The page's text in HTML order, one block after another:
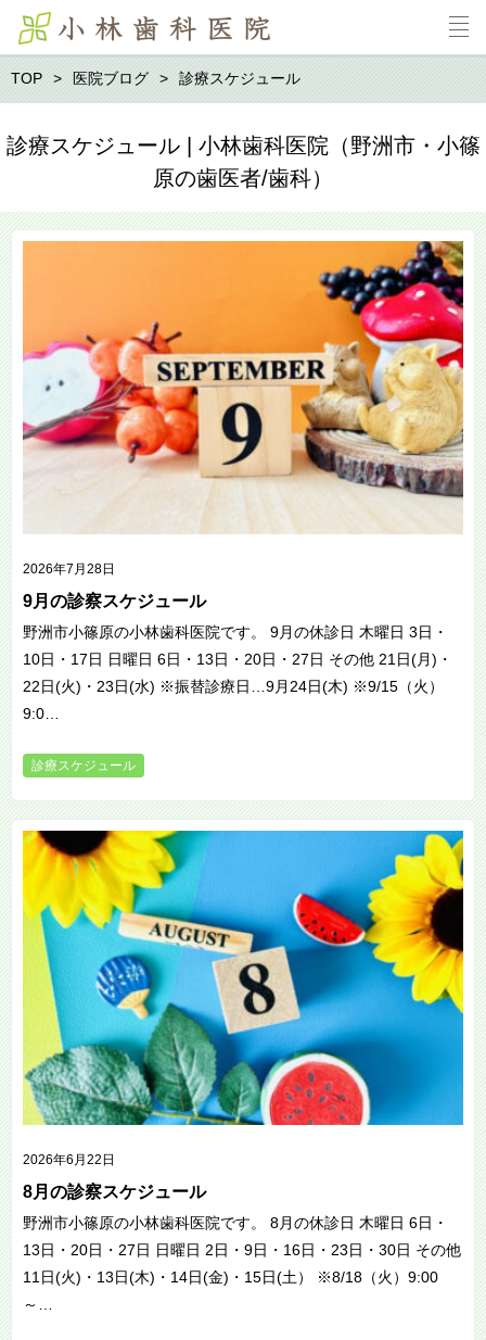
TOP 医院ブログ 診療スケジュール
診療スケジュール | 小林歯科医院（野洲市・小篠
原の歯医者/歯科）
2026年7月28日
9月の診察スケジュール
野洲市小篠原の小林歯科医院です。 9月の休診日 木曜日 3日・
10日・17日 日曜日 6日・13日・20日・27日 その他 21日(月)・
22日(火)・23日(水) ※振替診療日…9月24日(木) ※9/15（火）
9:0…
診療スケジュール
2026年6月22日
8月の診察スケジュール
野洲市小篠原の小林歯科医院です。 8月の休診日 木曜日 6日・
13日・20日・27日 日曜日 2日・9日・16日・23日・30日 その他
11日(火)・13日(木)・14日(金)・15日(土） ※8/18（火）9:00
～…